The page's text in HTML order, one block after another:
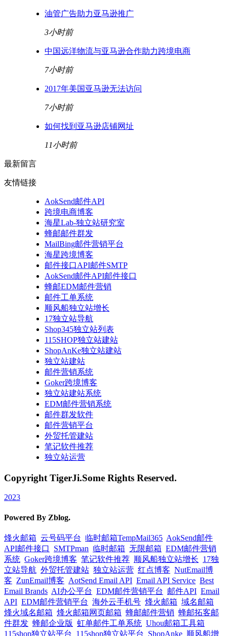
油管广告助力亚马逊推广
3小时前
中国远洋物流与亚马逊合作助力跨境电商
7小时前
2017年美国亚马逊无法访问
7小时前
如何找到亚马逊店铺网址
11小时前
最新留言
友情链接
AokSend邮件API
跨境电商博客
海星Lab-独立站研究室
蜂邮邮件群发
MailBing邮件营销平台
海星跨境博客
邮件接口API邮件SMTP
AokSend邮件API邮件接口
蜂邮EDM邮件营销
邮件工单系统
顺风船独立站增长
17独立站导航
Shop345独立站列表
115SHOP独立站建站
ShopAnKe独立站建站
独立站建站
邮件营销系统
Goker跨境博客
独立站建站系统
EDM邮件营销系统
邮件群发软件
邮件营销平台
外贸托管建站
笔记软件推荐
独立站运营
Copyright TigerJi.Some Rights Reserved.
2023
Powered By Zblog.
烽火邮箱 云号码平台 临时邮箱TempMail365 AokSend邮件
API邮件接口
SMTPman 临时邮箱 无限邮箱 EDM邮件营销
系统 Goker跨境博客 笔记软件推荐 顺风船独立站增长 17独
立站导航 外贸托管建站 独立站运营 红点博客 NutEmail博
客 ZunEmail博客 AotSend Email API Email API Service Best
Email Brands AI办公平台 EDM邮件营销平台 邮件API Email
API EDM邮件营销平台 海外云手机号 烽火邮箱 域名邮箱
烽火域名邮箱 烽火邮箱网页邮箱 蜂邮邮件营销 蜂邮拓客邮
件群发 蜂邮企业版 虹单邮件工单系统 Uhou邮箱工具箱
115shop独立站平台
115shop独立站平台 ShopAnke 顺风船增